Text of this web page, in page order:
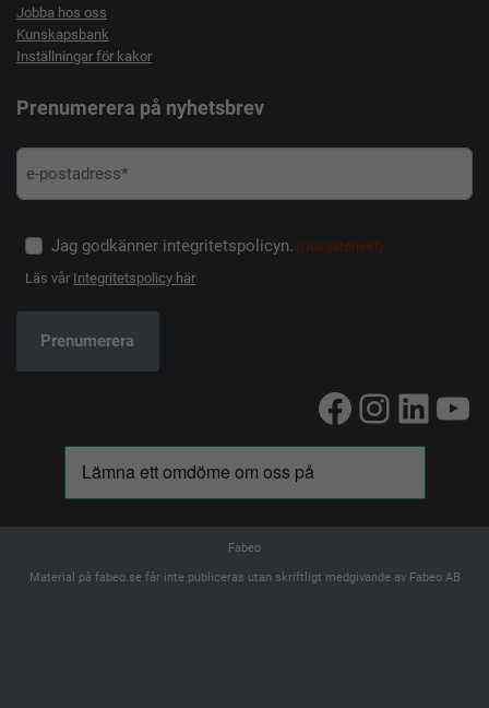
Jobba hos oss
Kunskapsbank
Inställningar för kakor
Prenumerera på nyhetsbrev
Jag godkänner integritetspolicyn. (Obligatoriskt)
Läs vår Integritetspolicy här
Facebook
Fabeo
Material på fabeo.se får inte publiceras utan skriftligt medgivande av Fabeo AB